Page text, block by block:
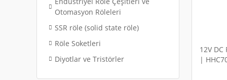
Otomasyon Röleleri
SSR röle (solid state röle)
Röle Soketleri
Diyotlar ve Tristörler
12V
|